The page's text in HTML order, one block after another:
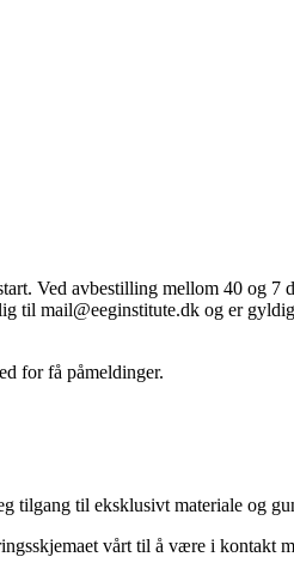
Ved avbestilling mellom 40 og
mail@eeginstitute.dk og er
for få påmeldinger.
tilgang til eksklusivt materiale og
vårt til å være i kontakt